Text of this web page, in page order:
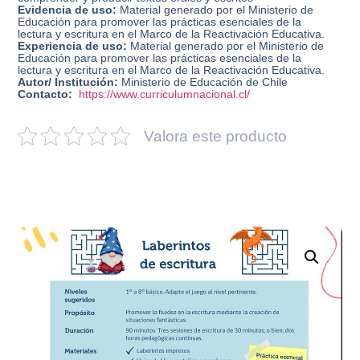
Evidencia de uso: Material generado por el Ministerio de
Educación para promover las prácticas esenciales de la
lectura y escritura en el Marco de la Reactivación Educativa.
Experiencia de uso: Material generado por el Ministerio de
Educación para promover las prácticas esenciales de la
lectura y escritura en el Marco de la Reactivación Educativa.
Autor/ Institución: Ministerio de Educación de Chile
Contacto: https://www.curriculumnacional.cl/
Valora este producto